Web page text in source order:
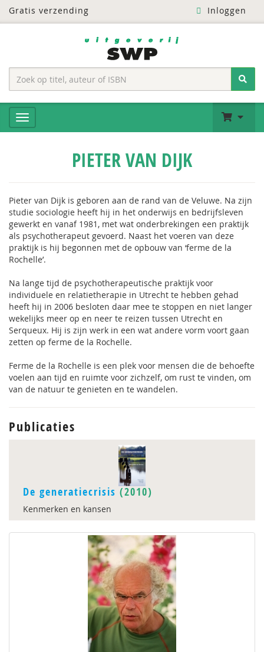
Gratis verzending Inloggen
PIETER VAN DIJK
Pieter van Dijk is geboren aan de rand van de Veluwe. Na zijn
studie sociologie heeft hij in het onderwijs en bedrijfsleven
gewerkt en vanaf 1981, met wat onderbrekingen een praktijk
als psychotherapeut gevoerd. Naast het voeren van deze
praktijk is hij begonnen met de opbouw van ‘ferme de la
Rochelle’.
Na lange tijd de psychotherapeutische praktijk voor
individuele en relatietherapie in Utrecht te hebben gehad
heeft hij in 2006 besloten daar mee te stoppen en niet langer
wekelijks meer op en neer te reizen tussen Utrecht en
Serqueux. Hij is zijn werk in een wat andere vorm voort gaan
zetten op ferme de la Rochelle.
Ferme de la Rochelle is een plek voor mensen die de behoefte
voelen aan tijd en ruimte voor zichzelf, om rust te vinden, om
van de natuur te genieten en te wandelen.
Publicaties
De generatiecrisis (2010)
Kenmerken en kansen